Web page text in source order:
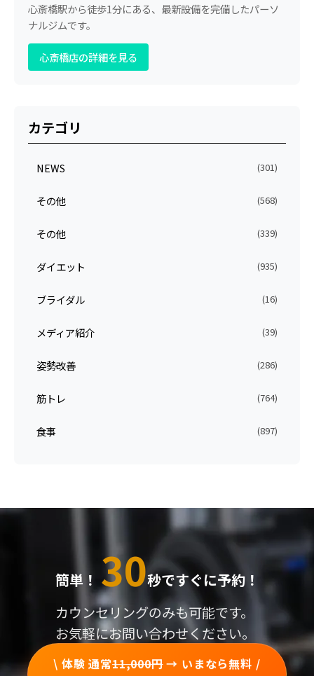
心斎橋駅から徒歩1分にある、最新設備を完備したパーソ
ナルジムです。
心斎橋店の詳細を見る
カテゴリ
NEWS (301)
その他 (568)
その他 (339)
ダイエット (935)
ブライダル (16)
メディア紹介 (39)
姿勢改善 (286)
筋トレ (764)
食事 (897)
簡単！ 30秒ですぐに予約！
カウンセリングのみも可能です。
お気軽にお問い合わせください。
\ 体験 通常11,000円→ いまなら無料 /